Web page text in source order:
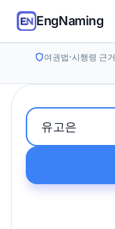
EngNaming
여권법·시행령 근거